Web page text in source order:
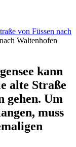
von Füssen nach
Waltenhofen
kann
alte Straße
gehen. Um
muss